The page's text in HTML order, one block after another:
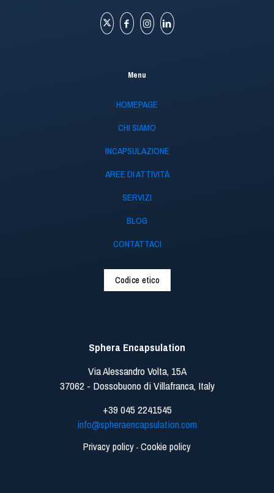
Menu
HOMEPAGE
CHI SIAMO
INCAPSULAZIONE
AREE DI ATTIVITÀ
SERVIZI
BLOG
CONTATTACI
Codice etico
Sphera Encapsulation
Via Alessandro Volta, 15A
37062 - Dossobuono di Villafranca, Italy
+39 045 2241545
info@spheraencapsulation.com
Privacy policy - Cookie policy